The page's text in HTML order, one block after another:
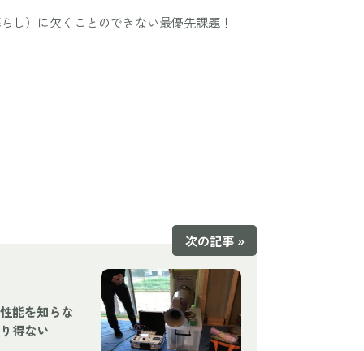
し）に欠くことのできない最優先課題！
次の記事 »
能を知らな
得ない